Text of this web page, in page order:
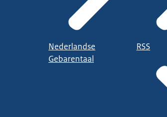
Nederlandse
Gebarentaal
RSS